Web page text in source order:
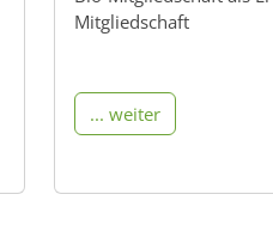
Mitgliedschaft
... weiter